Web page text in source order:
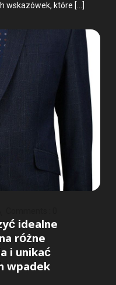
wskazówek, które […]
idealne
różne
i unikać
wpadek